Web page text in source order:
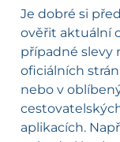
Je dobré si
ověřit aktuální
případné slevy
oficiálních
nebo v
aplikacích.